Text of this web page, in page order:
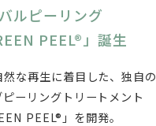
ルピーリング
PEEL®」誕生
然な再生に着目した、独自の
ピーリングトリートメント
PEEL®」を開発。